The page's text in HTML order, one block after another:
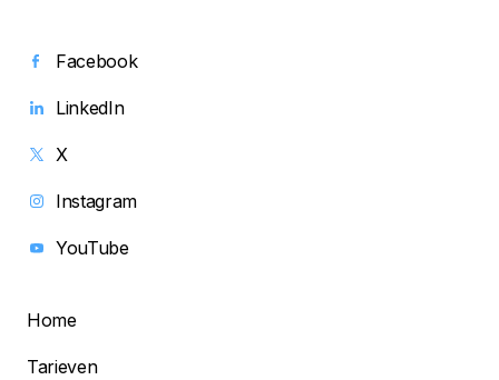
Facebook
LinkedIn
X
Instagram
YouTube
Home
Tarieven